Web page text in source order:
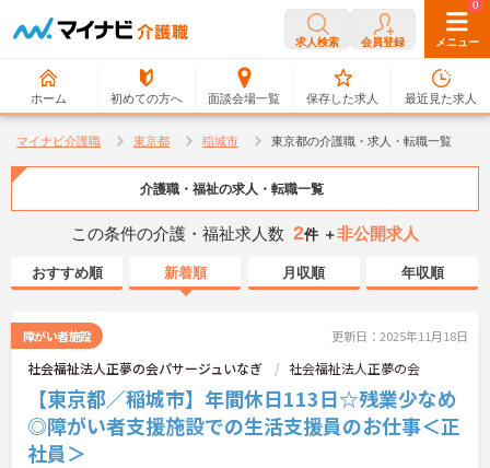
求人検索 会員登録 メニュー
ホーム 初めての方へ 面談会場一覧
0
保存した求人
0
最近見た求人
マイナビ介護職 東京都 稲城市 東京都の介護職・求人・転職一覧
介護職・福祉の求人・転職一覧
この条件の介護・福祉求人数 2件 ＋非公開求人
おすすめ順 新着順 月収順 年収順
障がい者施設 更新日：2025年11月18日
社会福祉法人正夢の会パサージュいなぎ 社会福祉法人正夢の会
【東京都／稲城市】年間休日113日☆残業少なめ
◎障がい者支援施設での生活支援員のお仕事＜正
社員＞